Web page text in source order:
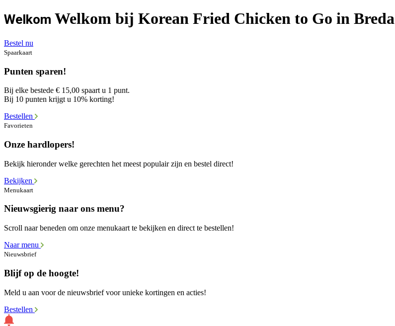
Welkom Welkom bij Korean Fried Chicken to Go in Breda
Bestel nu
Spaarkaart
Punten sparen!
Bij elke bestede € 15,00 spaart u 1 punt.
Bij 10 punten krijgt u 10% korting!
Bestellen
Favorieten
Onze hardlopers!
Bekijk hieronder welke gerechten het meest populair zijn en bestel direct!
Bekijken
Menukaart
Nieuwsgierig naar ons menu?
Scroll naar beneden om onze menukaart te bekijken en direct te bestellen!
Naar menu
Nieuwsbrief
Blijf op de hoogte!
Meld u aan voor de nieuwsbrief voor unieke kortingen en acties!
Bestellen